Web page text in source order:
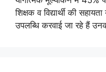
शिक्षक व विद्यार्थी की
उपलब्धि करवाई जा रहे हैं